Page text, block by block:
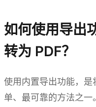
如何使用导出
转为 PDF？
使用内置导出功能，
单、最可靠的方法之